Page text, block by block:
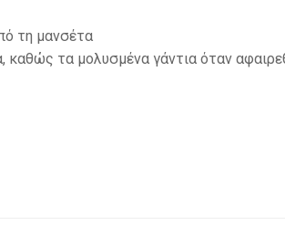
τη μανσέτα
καθώς τα μολυσμένα γάντια όταν